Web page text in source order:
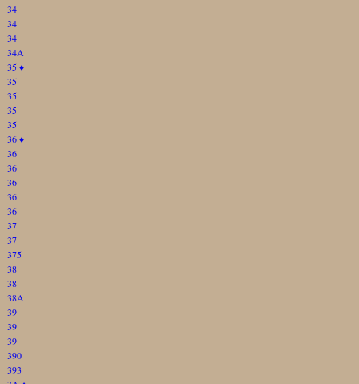
34
34
34
34A
35♦
35
35
35
35
36♦
36
36
36
36
36
37
37
375
38
38
38A
39
39
39
390
393